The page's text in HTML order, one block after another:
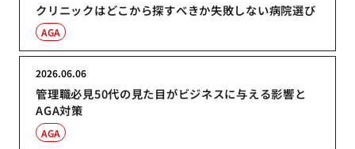
クリニックはどこから探すべきか失敗しない病院選び
AGA
管理職必見50代の見た目がビジネスに与える影響と
AGA対策
2026.06.06
AGA